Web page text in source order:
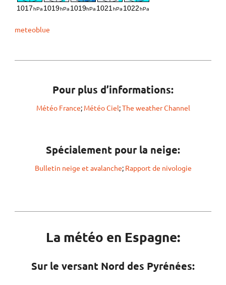
meteoblue
Pour plus d’informations:
Météo France; Météo Ciel;The weather Channel
Spécialement pour la neige:
Bulletin neige et avalanche; Rapport de nivologie
La météo en Espagne:
Sur le versant Nord des Pyrénées: